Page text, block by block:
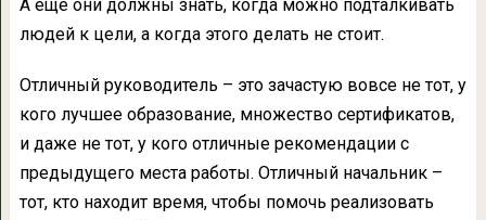
А еще они должны знать, когда можно подталкивать
людей к цели, а когда этого делать не стоит.
Отличный руководитель – это зачастую вовсе не тот, у
кого лучшее образование, множество сертификатов,
и даже не тот, у кого отличные рекомендации с
предыдущего места работы. Отличный начальник –
тот, кто находит время, чтобы помочь реализовать